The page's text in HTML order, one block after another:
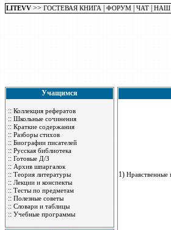
LITEVV >> ГОСТЕВАЯ КНИГА ФОРУМ ЧАТ НАШ
Учащимся
:: Коллекция рефератов
:: Школьные сочинения
:: Краткие содержания
:: Разборы стихов
:: Биографии писателей
:: Русская библиотека
:: Готовые Д/З
:: Архив шпаргалок
:: Теория литературы
:: Лекции и конспекты
:: Тесты по предметам
:: Полезные советы
:: Словари и таблицы
:: Учебные программы
1) Нравственные